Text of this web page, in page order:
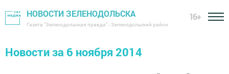
НОВОСТИ ЗЕЛЕНОДОЛЬСКА
Газета "Зеленодольская правда" - Зеленодольский район
16+
Новости за 6 ноября 2014